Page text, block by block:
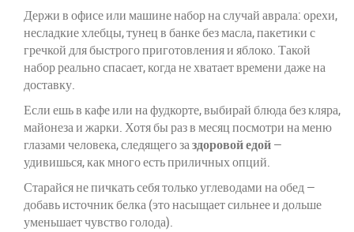
Держи в офисе или машине набор на случай аврала: орехи,
несладкие хлебцы, тунец в банке без масла, пакетики с
гречкой для быстрого приготовления и яблоко. Такой
набор реально спасает, когда не хватает времени даже на
доставку.
Если ешь в кафе или на фудкорте, выбирай блюда без кляра,
майонеза и жарки. Хотя бы раз в месяц посмотри на меню
глазами человека, следящего заздоровой едой—
удивишься, как много есть приличных опций.
Старайся не пичкать себя только углеводами на обед —
добавь источник белка (это насыщает сильнее и дольше
уменьшает чувство голода).